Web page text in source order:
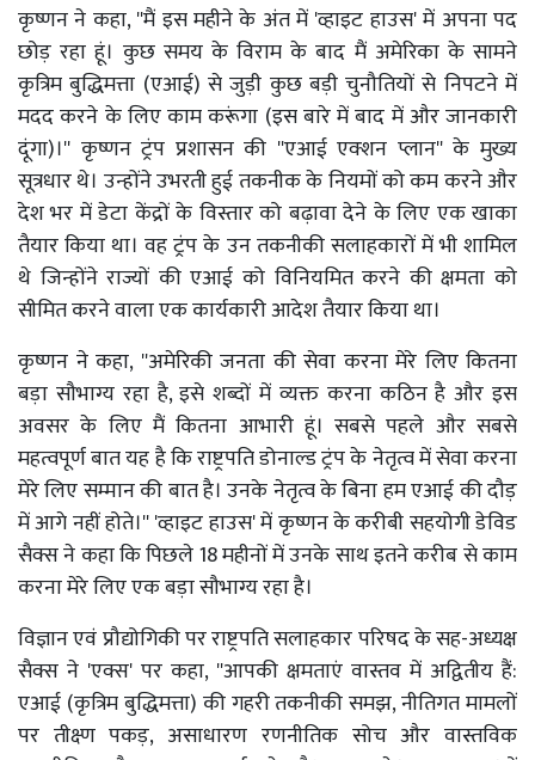
कृष्णन ने कहा, ''मैं इस महीने के अंत में 'व्हाइट हाउस' में अपना पद
छोड़ रहा हूं। कुछ समय के विराम के बाद मैं अमेरिका के सामने
कृत्रिम बुद्धिमत्ता (एआई) से जुड़ी कुछ बड़ी चुनौतियों से निपटने में
मदद करने के लिए काम करूंगा (इस बारे में बाद में और जानकारी
दूंगा)।'' कृष्णन ट्रंप प्रशासन की ''एआई एक्शन प्लान'' के मुख्य
सूत्रधार थे। उन्होंने उभरती हुई तकनीक के नियमों को कम करने और
देश भर में डेटा केंद्रों के विस्तार को बढ़ावा देने के लिए एक खाका
तैयार किया था। वह ट्रंप के उन तकनीकी सलाहकारों में भी शामिल
थे जिन्होंने राज्यों की एआई को विनियमित करने की क्षमता को
सीमित करने वाला एक कार्यकारी आदेश तैयार किया था।
कृष्णन ने कहा, ''अमेरिकी जनता की सेवा करना मेरे लिए कितना
बड़ा सौभाग्य रहा है, इसे शब्दों में व्यक्त करना कठिन है और इस
अवसर के लिए मैं कितना आभारी हूं। सबसे पहले और सबसे
महत्वपूर्ण बात यह है कि राष्ट्रपति डोनाल्ड ट्रंप के नेतृत्व में सेवा करना
मेरे लिए सम्मान की बात है। उनके नेतृत्व के बिना हम एआई की दौड़
में आगे नहीं होते।'' 'व्हाइट हाउस' में कृष्णन के करीबी सहयोगी डेविड
सैक्स ने कहा कि पिछले 18 महीनों में उनके साथ इतने करीब से काम
करना मेरे लिए एक बड़ा सौभाग्य रहा है।
विज्ञान एवं प्रौद्योगिकी पर राष्ट्रपति सलाहकार परिषद के सह-अध्यक्ष
सैक्स ने 'एक्स' पर कहा, ''आपकी क्षमताएं वास्तव में अद्वितीय हैं:
एआई (कृत्रिम बुद्धिमत्ता) की गहरी तकनीकी समझ, नीतिगत मामलों
पर तीक्ष्ण पकड़, असाधारण रणनीतिक सोच और वास्तविक